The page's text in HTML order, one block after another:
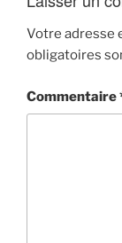
Votre adresse
obligatoires
Commentaire